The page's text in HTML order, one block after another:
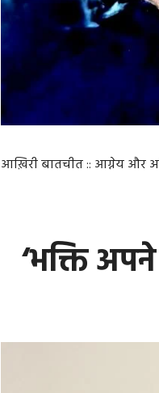
आख़िरी बातचीत :: आग्नेय और
‘भक्ति